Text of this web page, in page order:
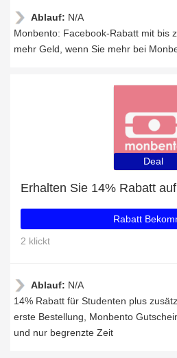
Ablauf: N/A
Monbento: Facebook-Rabatt mit bis
mehr Geld, wenn Sie mehr bei
Deal
Rabatt
2 klickt
Ablauf: N/A
14% Rabatt für Studenten plus
erste Bestellung, Monbento
und nur begrenzte Zeit